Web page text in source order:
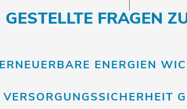
FRAGEN
ENERGIEN